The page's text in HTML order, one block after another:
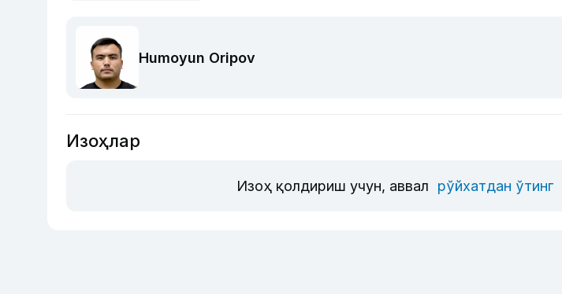
Humoyun Oripov
Изоҳлар
Изоҳ қолдириш учун, аввал рўйхатдан ўтинг